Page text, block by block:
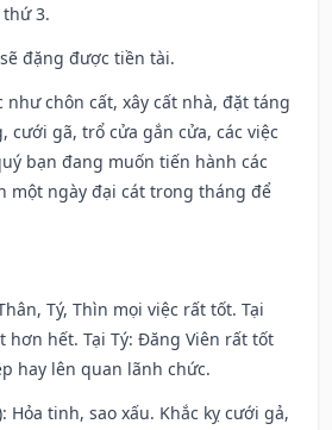
3.
đặng được tiền tài.
như chôn cất, xây cất nhà, đặt táng
cưới gã, trổ cửa gắn cửa, các việc
bạn đang muốn tiến hành các
một ngày đại cát trong tháng để
Tý, Thìn mọi việc rất tốt. Tại
hơn hết. Tại Tý: Đăng Viên rất tốt
hay lên quan lãnh chức.
Hỏa tinh, sao xấu. Khắc kỵ cưới gả,